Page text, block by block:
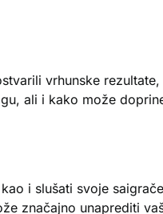
vrhunske
ali i kako može
i slušati svoje
značajno unaprediti